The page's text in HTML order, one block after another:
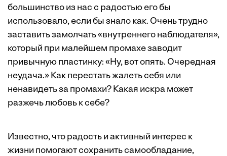
большинство из нас с радостью его бы
использовало, если бы знало как. Очень трудно
заставить замолчать «внутреннего наблюдателя»,
который при малейшем промахе заводит
привычную пластинку: «Ну, вот опять. Очередная
неудача.» Как перестать жалеть себя или
ненавидеть за промахи? Какая искра может
разжечь любовь к себе?
Известно, что радость и активный интерес к
жизни помогают сохранить самообладание,